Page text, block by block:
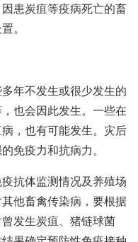
患炭疽等疫病死亡的畜
。
年不发生或很少发生的
也会因此发生。一些在
，也有可能发生。灾后
免疫力和抗病力。
抗体监测情况及养殖场
他畜禽传染病，要根据
发生炭疽、猪链球菌